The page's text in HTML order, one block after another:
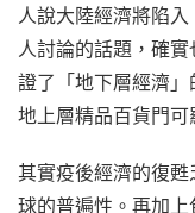
人說大陸經濟將陷
人討論的話題，確
證了「地下層經濟」
地上層精品百貨門可
其實疫後經濟的復
球的普遍性。再加